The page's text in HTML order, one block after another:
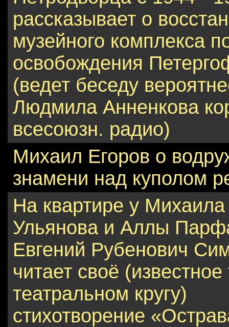
рассказывает о
музейного комплекса
освобождения
(ведет беседу
Людмила Анненкова
всесоюзн. радио)
Михаил Егоров о
знамени над куполом
На квартире у Михаила
Ульянова и Аллы
Евгений Рубенович
читает своё (известное
театральном кругу)
стихотворение